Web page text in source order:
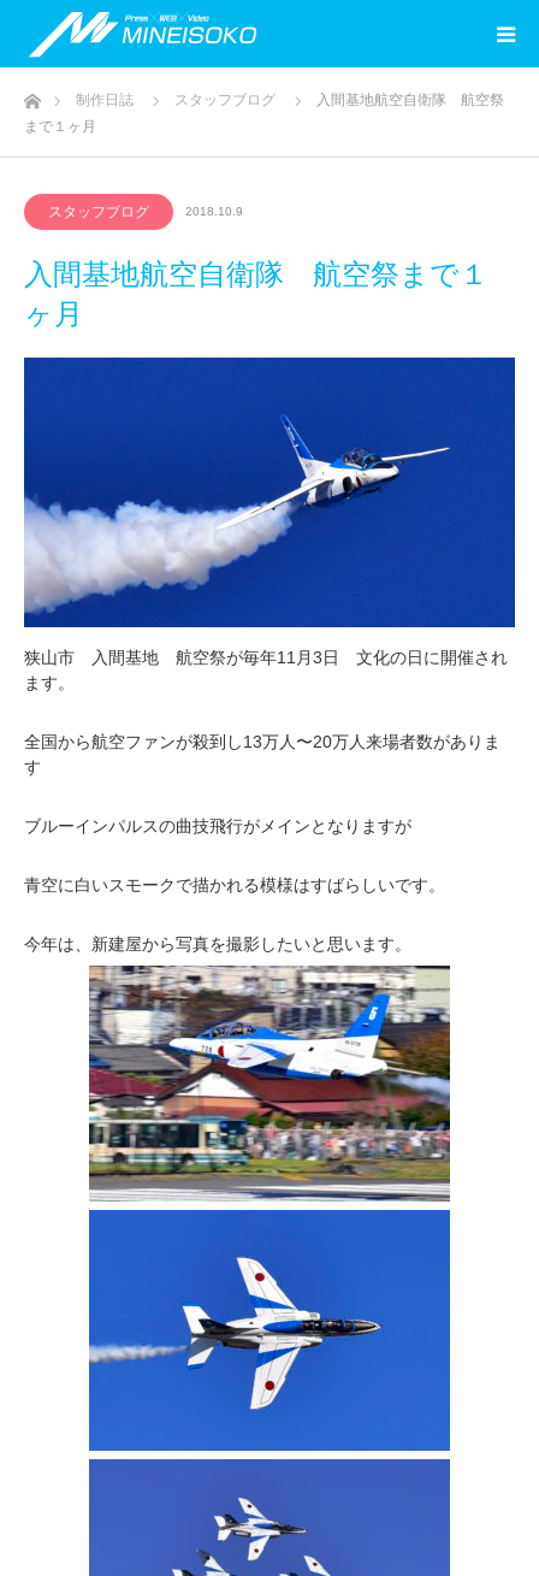
ホーム制作日誌 スタッフブログ
入間基地航空自衛隊 航空祭
まで１ヶ月
スタッフブログ 2018.10.9
入間基地航空自衛隊 航空祭まで１
ヶ月
狭山市 入間基地 航空祭が毎年11月3日 文化の日に開催され
ます。
全国から航空ファンが殺到し13万人〜20万人来場者数がありま
す
ブルーインパルスの曲技飛行がメインとなりますが
青空に白いスモークで描かれる模様はすばらしいです。
今年は、新建屋から写真を撮影したいと思います。